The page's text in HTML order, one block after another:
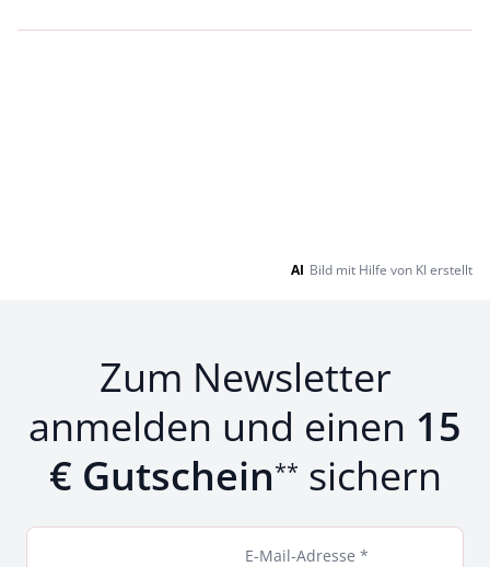
AI Bild mit Hilfe von KI erstellt
Zum Newsletter
anmelden und einen 15
€ Gutschein** sichern
E-Mail-Adresse *